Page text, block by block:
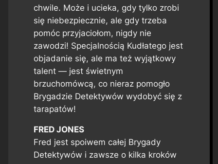
chwile. Może i ucieka, gdy tylko zrobi
się niebezpiecznie, ale gdy trzeba
pomóc przyjaciołom, nigdy nie
zawodzi! Specjalnością Kudłatego jest
objadanie się, ale ma też wyjątkowy
talent — jest świetnym
brzuchomówcą, co nieraz pomogło
Brygadzie Detektywów wydobyć się z
tarapatów!
FRED JONES
Fred jest spoiwem całej Brygady
Detektywów i zawsze o kilka kroków